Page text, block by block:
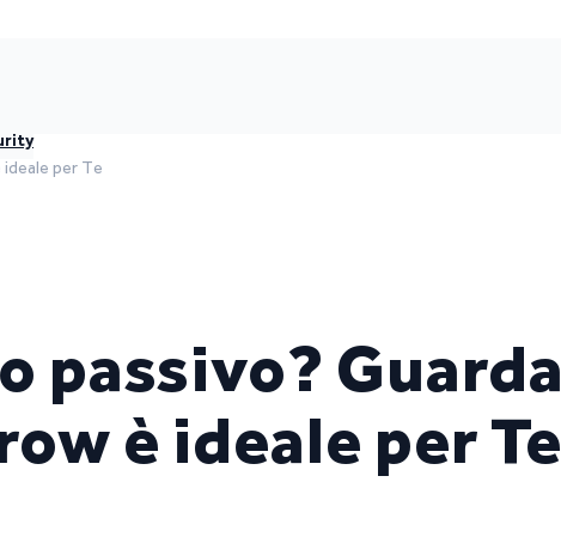
per Te
passivo? Guarda
è ideale per Te